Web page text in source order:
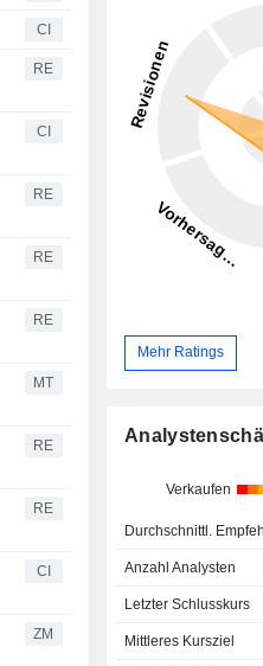
CI
RE
CI
RE
RE
RE
MT
RE
RE
CI
ZM
Mehr Ratings
Verkaufen
Durchschnittl.
Anzahl Analysten
Letzter Schlusskurs
Mittleres Kursziel